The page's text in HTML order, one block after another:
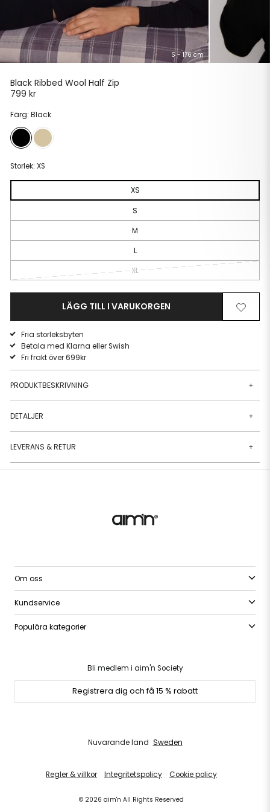
S - 176 cm
Black Ribbed Wool Half Zip
799 kr
Färg: Black
Storlek: XS
XS
S
M
L
XL
LÄGG TILL I VARUKORGEN
Lägg
till
Ta
bort
Fria storleksbyten
Betala med Klarna eller Swish
Fri frakt över 699kr
PRODUKTBESKRIVNING +
DETALJER +
LEVERANS & RETUR +
Om oss
Kundservice
Populära kategorier
Bli medlem i aim'n Society
Registrera dig och få 15 % rabatt
© 2026 aim'n All Rights Reserved
Regler & villkor Integritetspolicy Cookie policy
Nuvarande land Sweden